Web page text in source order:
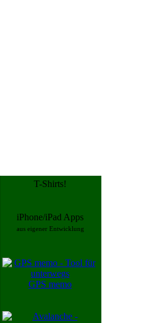
T-Shirts!
iPhone/iPad Apps
aus eigener Entwicklung
GPS memo